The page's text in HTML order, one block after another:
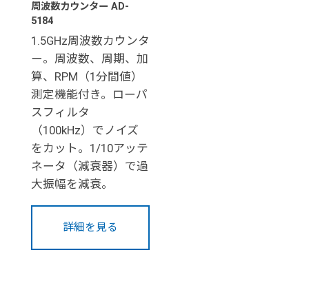
周波数カウンター AD-
5184
1.5GHz周波数カウンタ
ー。周波数、周期、加
算、RPM（1分間値）
測定機能付き。ローパ
スフィルタ
（100kHz）でノイズ
をカット。1/10アッテ
ネータ（減衰器）で過
大振幅を減衰。
詳細を見る